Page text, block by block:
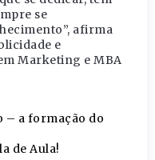
se
afirma
e
Marketing e MBA
– a formação do
de Aula!